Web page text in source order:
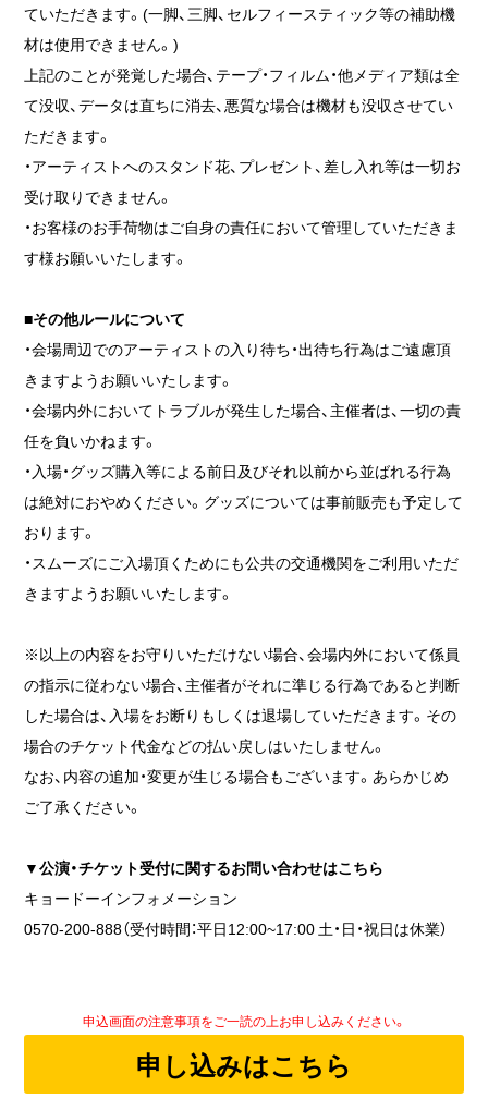
ていただきます。(一脚、三脚、セルフィースティック等の補助機
材は使用できません。)
上記のことが発覚した場合、テープ・フィルム・他メディア類は全
て没収、データは直ちに消去、悪質な場合は機材も没収させてい
ただきます。
・アーティストへのスタンド花、プレゼント、差し入れ等は一切お
受け取りできません。
・お客様のお手荷物はご自身の責任において管理していただきま
す様お願いいたします。
■その他ルールについて
・会場周辺でのアーティストの入り待ち・出待ち行為はご遠慮頂
きますようお願いいたします。
・会場内外においてトラブルが発生した場合、主催者は、一切の責
任を負いかねます。
・入場・グッズ購入等による前日及びそれ以前から並ばれる行為
は絶対におやめください。グッズについては事前販売も予定して
おります。
・スムーズにご入場頂くためにも公共の交通機関をご利用いただ
きますようお願いいたします。
※以上の内容をお守りいただけない場合、会場内外において係員
の指示に従わない場合、主催者がそれに準じる行為であると判断
した場合は、入場をお断りもしくは退場していただきます。その
場合のチケット代金などの払い戻しはいたしません。
なお、内容の追加・変更が生じる場合もございます。あらかじめ
ご了承ください。
▼公演・チケット受付に関するお問い合わせはこちら
キョードーインフォメーション
0570-200-888（受付時間：平日12:00~17:00 土・日・祝日は休業）
申込画面の注意事項をご一読の上お申し込みください。
申し込みはこちら